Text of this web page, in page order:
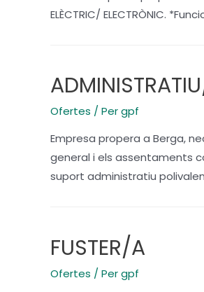
ELÈCTRIC/ ELECTRÒNIC.
Ofertes / Pergpf
Empresa propera a Berga,
general i els assentaments
suport administratiu
FUSTER/A
Ofertes / Pergpf